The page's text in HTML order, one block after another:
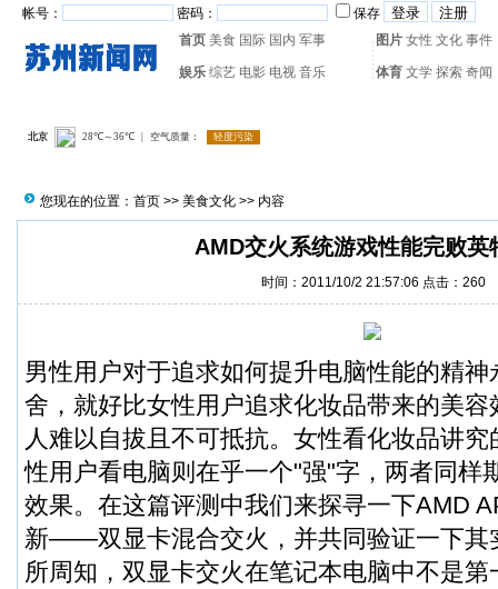
帐号： 密码：
保存
首页 美食 国际 国内 军事 图片 女性 文化 事件
娱乐 综艺 电影 电视 音乐 体育 文学 探索 奇闻
您现在的位置： 首页 >> 美食文化 >> 内容
AMD交火系统游戏性能完败英
时间：2011/10/2 21:57:06 点击： 260
男性用户对于追求如何提升电脑性能的精
舍，就好比女性用户追求化妆品带来的美
人难以自拔且不可抵抗。女性看化妆品讲
性用户看电脑则在乎一个"强"字，两者同样
效果。在这篇评测中我们来探寻一下AMD
新——双显卡混合交火，并共同验证一下其
所周知，双显卡交火在笔记本电脑中不是